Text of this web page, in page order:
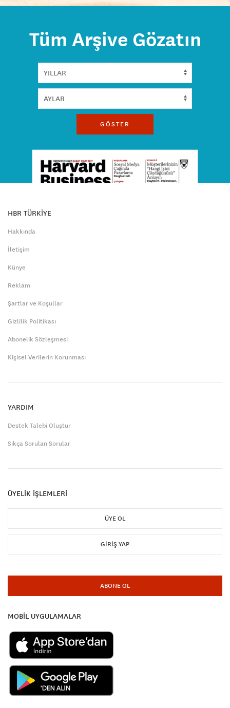
Tüm Arşive Gözatın
GÖSTER
HBR TÜRKİYE
Hakkında
İletişim
Künye
Reklam
Şartlar ve Koşullar
Gizlilik Politikası
Abonelik Sözleşmesi
Kişisel Verilerin Korunması
YARDIM
Destek Talebi Oluştur
Sıkça Sorulan Sorular
ÜYELİK İŞLEMLERİ
ÜYE OL
GIRIŞ YAP
ABONE OL
MOBİL UYGULAMALAR